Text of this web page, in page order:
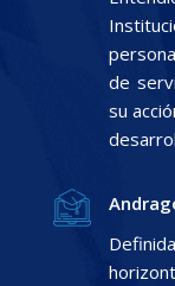
de
su